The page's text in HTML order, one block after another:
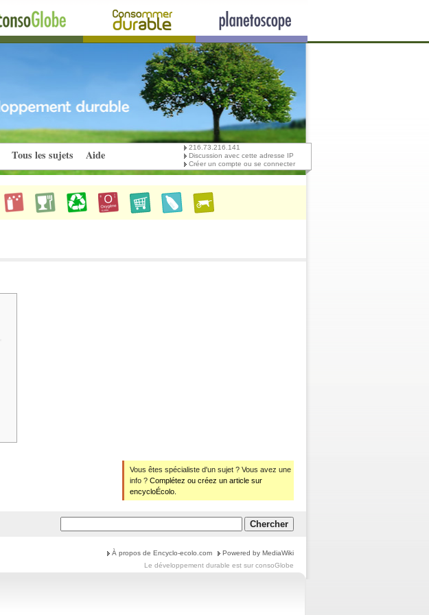
Tous les sujets Aide
216.73.216.141
Discussion avec cette adresse IP
Créer un compte ou se connecter
Vous êtes spécialiste d'un sujet ? Vous avez une
info ? Complétez ou créez un article sur
encycloÉcolo.
À propos de Encyclo-ecolo.com
Powered by MediaWiki
Le développement durable est sur consoGlobe